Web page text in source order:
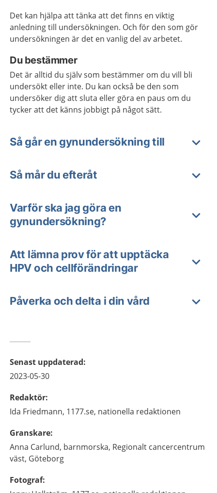
Det kan hjälpa att tänka att det finns en viktig
anledning till undersökningen. Och för den som gör
undersökningen är det en vanlig del av arbetet.
Du bestämmer
Det är alltid du själv som bestämmer om du vill bli
undersökt eller inte. Du kan också be den som
undersöker dig att sluta eller göra en paus om du
tycker att det känns jobbigt på något sätt.
Så går en gynundersökning till
Så mår du efteråt
Varför ska jag göra en
gynundersökning?
Att lämna prov för att upptäcka
HPV och cellförändringar
Påverka och delta i din vård
Senast uppdaterad:
2023-05-30
Redaktör:
Ida Friedmann, 1177.se, nationella redaktionen
Granskare:
Anna Carlund, barnmorska, Regionalt cancercentrum
väst, Göteborg
Fotograf: